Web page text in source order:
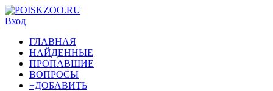
Вход
ГЛАВНАЯ
НАЙДЕННЫЕ
ПРОПАВШИЕ
ВОПРОСЫ
+ДОБАВИТЬ